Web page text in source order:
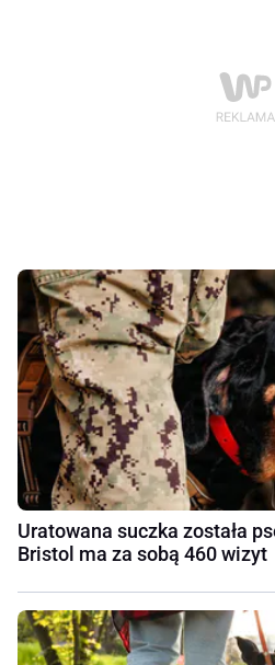
Uratowana suczka została
Bristol ma za sobą 460 wizyt